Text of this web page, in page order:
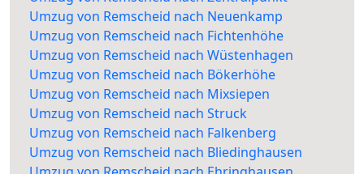
Umzug von Remscheid nach Neuenkamp
Umzug von Remscheid nach Fichtenhöhe
Umzug von Remscheid nach Wüstenhagen
Umzug von Remscheid nach Bökerhöhe
Umzug von Remscheid nach Mixsiepen
Umzug von Remscheid nach Struck
Umzug von Remscheid nach Falkenberg
Umzug von Remscheid nach Bliedinghausen